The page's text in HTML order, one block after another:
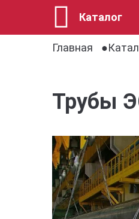
Каталог
Главная
Трубы